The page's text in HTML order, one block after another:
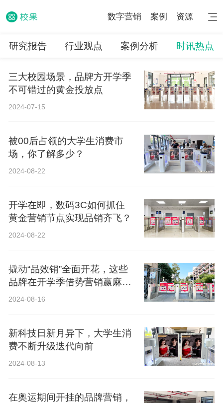
数字营销 案例 资源
研究报告 行业观点 案例分析 时讯热点
三大校园场景，品牌方开学季
不可错过的黄金投放点
2024-07-15
被00后占领的大学生消费市
场，你了解多少？
2024-08-22
开学在即，数码3C如何抓住
黄金营销节点实现品销齐飞？
2024-08-22
撬动“品效销”全面开花，这些
品牌在开学季借势营销赢麻
了！
2024-08-16
新科技日新月异下，大学生消
费不断升级迭代向前
2024-08-13
在奥运期间开挂的品牌营销，